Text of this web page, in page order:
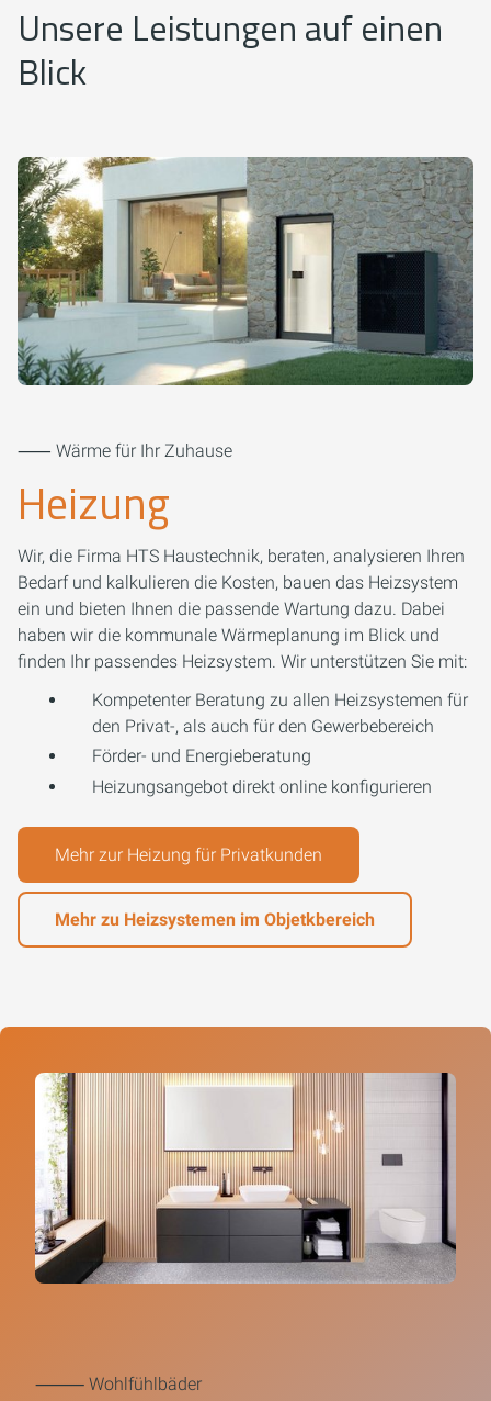
Unsere Leistungen auf einen
Blick
⸺ Wärme für Ihr Zuhause
Heizung
Wir, die Firma HTS Haustechnik, beraten, analysieren Ihren
Bedarf und kalkulieren die Kosten, bauen das Heizsystem
ein und bieten Ihnen die passende Wartung dazu. Dabei
haben wir die kommunale Wärmeplanung im Blick und
finden Ihr passendes Heizsystem. Wir unterstützen Sie mit:
Kompetenter Beratung zu allen Heizsystemen für
den Privat-, als auch für den Gewerbebereich
Förder- und Energieberatung
Heizungsangebot direkt online konfigurieren
Mehr zur Heizung für Privatkunden
Mehr zu Heizsystemen im Objetkbereich
⸻ Wohlfühlbäder